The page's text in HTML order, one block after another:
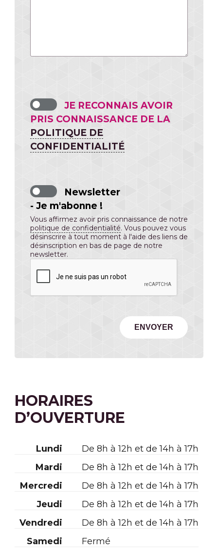
JE RECONNAIS AVOIR
PRIS CONNAISSANCE DE LA
POLITIQUE DE
CONFIDENTIALITÉ
Newsletter
- Je m'abonne !
Vous affirmez avoir pris connaissance de notre
politique de confidentialité. Vous pouvez vous
désinscrire à tout moment à l'aide des liens de
désinscription en bas de page de notre
newsletter.
HORAIRES
D’OUVERTURE
Lundi
De 8h à 12h et de 14h à 17h
Mardi
De 8h à 12h et de 14h à 17h
Mercredi
De 8h à 12h et de 14h à 17h
Jeudi
De 8h à 12h et de 14h à 17h
Vendredi
De 8h à 12h et de 14h à 17h
Samedi
Fermé